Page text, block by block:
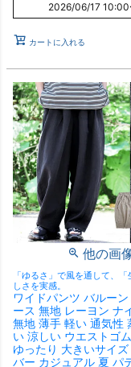
2026/06/17 10:00
カートに入れる
他の画
「ゆるさ」で風を通して、
しさを実感。
ワイドパンツ バルーン
ース 無地 レーヨン ナ
無地 薄手 軽い 通気性
い 涼しい ウエストゴ
ゆったり 大きいサイズ
バー カジュアル 夏 パ